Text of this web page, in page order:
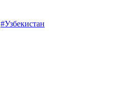
#Узбекистан